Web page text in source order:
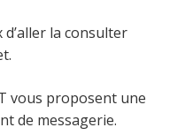
la consulter
vous proposent une
de messagerie.